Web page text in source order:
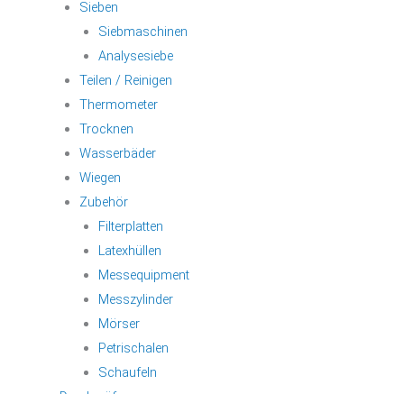
Sieben
Siebmaschinen
Analysesiebe
Teilen / Reinigen
Thermometer
Trocknen
Wasserbäder
Wiegen
Zubehör
Filterplatten
Latexhüllen
Messequipment
Messzylinder
Mörser
Petrischalen
Schaufeln